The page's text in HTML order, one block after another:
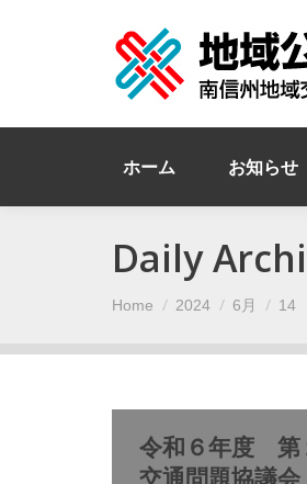
ホーム お知らせ
Daily
You are here:
Home 2024 6月 14
令和６年度
交通問題協議